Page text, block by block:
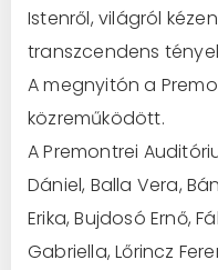
Istenről, világról
transzcendens
A megnyitón a
közreműködött.
A Premontrei
Dániel, Balla Vera,
Erika, Bujdosó Ernő,
Gabriella, Lőrincz